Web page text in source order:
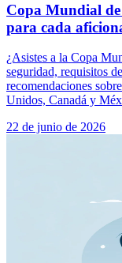
Copa Mundial
para cada
¿Asistes a la Copa
seguridad, requisitos
recomendaciones
Unidos, Canadá y
22 de junio de 2026